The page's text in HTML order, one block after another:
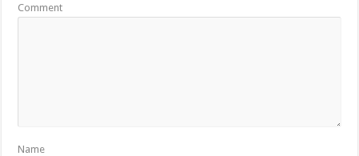
Comment
Name